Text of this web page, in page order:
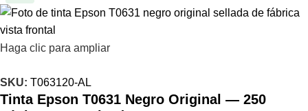
Haga clic para ampliar
SKU: T063120-AL
Tinta Epson T0631 Negro Original — 250